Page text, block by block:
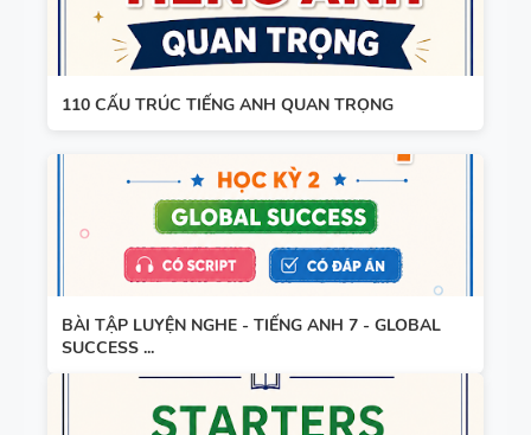
110 CẤU TRÚC TIẾNG ANH QUAN TRỌNG
BÀI TẬP LUYỆN NGHE - TIẾNG ANH 7 - GLOBAL
SUCCESS ...